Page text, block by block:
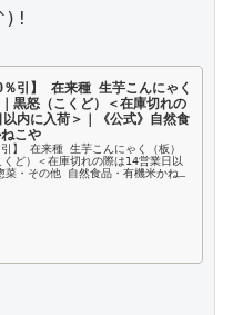
％引】 在来種 生芋こんにゃく
黒怒（こくど）＜在庫切れの
内に入荷＞｜《公式》自然食
こや
引】 在来種 生芋こんにゃく（板）
ど）＜在庫切れの際は14営業日以
・その他 自然食品・有機米かねこ